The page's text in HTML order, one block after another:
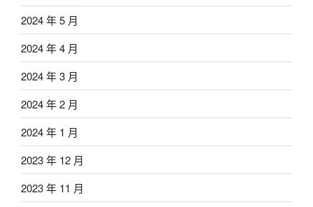
2024 年 5 月
2024 年 4 月
2024 年 3 月
2024 年 2 月
2024 年 1 月
2023 年 12 月
2023 年 11 月